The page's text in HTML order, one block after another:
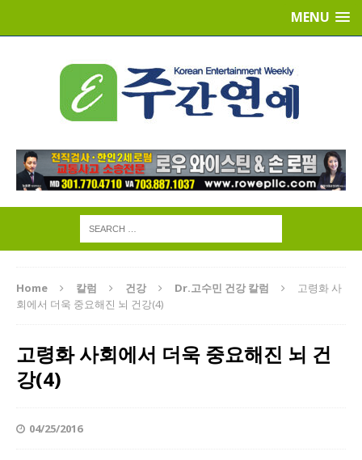
MENU
Home 칼럼 건강 Dr.고수민 건강 칼럼
고령화 사
회에서 더욱 중요해진 뇌 건강(4)
고령화 사회에서 더욱 중요해진 뇌 건
강(4)
04/25/2016